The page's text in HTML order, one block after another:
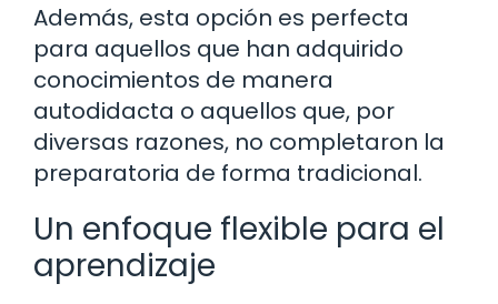
Además, esta opción es perfecta
para aquellos que han adquirido
conocimientos de manera
autodidacta o aquellos que, por
diversas razones, no completaron la
preparatoria de forma tradicional.
Un enfoque flexible para el
aprendizaje